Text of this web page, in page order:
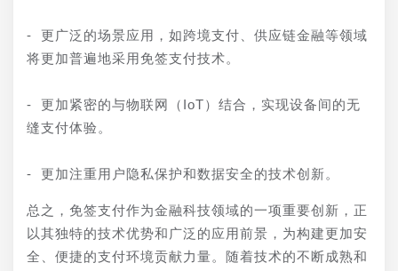
- 更广泛的场景应用，如跨境支付、供应链金融等领域
将更加普遍地采用免签支付技术。
- 更加紧密的与物联网（IoT）结合，实现设备间的无
缝支付体验。
- 更加注重用户隐私保护和数据安全的技术创新。
总之，免签支付作为金融科技领域的一项重要创新，正
以其独特的技术优势和广泛的应用前景，为构建更加安
全、便捷的支付环境贡献力量。随着技术的不断成熟和